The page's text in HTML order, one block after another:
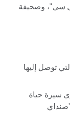
سي"، وصحيفة
توصل إليها
سيرة حياة
"صنداي